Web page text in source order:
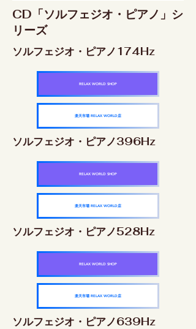
CD「ソルフェジオ・ピアノ」シ
リーズ
ソルフェジオ・ピアノ174Hz
RELAX WORLD SHOP
楽天市場 RELAX WORLD店
ソルフェジオ・ピアノ396Hz
RELAX WORLD SHOP
楽天市場 RELAX WORLD店
ソルフェジオ・ピアノ528Hz
RELAX WORLD SHOP
楽天市場 RELAX WORLD店
ソルフェジオ・ピアノ639Hz